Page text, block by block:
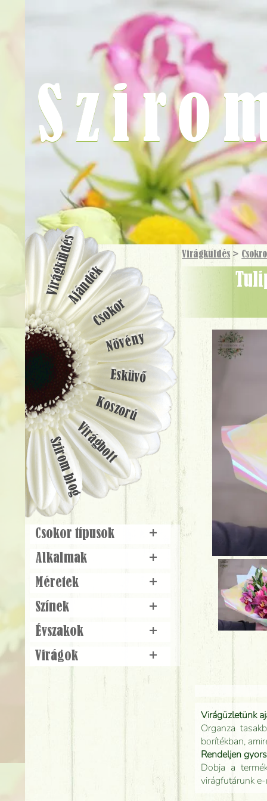
Virágküldés >
tulipánok orchideával , apró virágokkal (21 szál) - Virágküldés
Virágüzletünk
Organza
borítékban,
Rendeljen
Dobja a
virágfutárunk
VirágküldésAjándék
Csokor
Növény
Esküvő
Koszorú
Virágbolt
Szirom blog
Csokor típusok
+
Alkalmak
+
Méretek
+
Színek
+
Évszakok
+
Virágok
+